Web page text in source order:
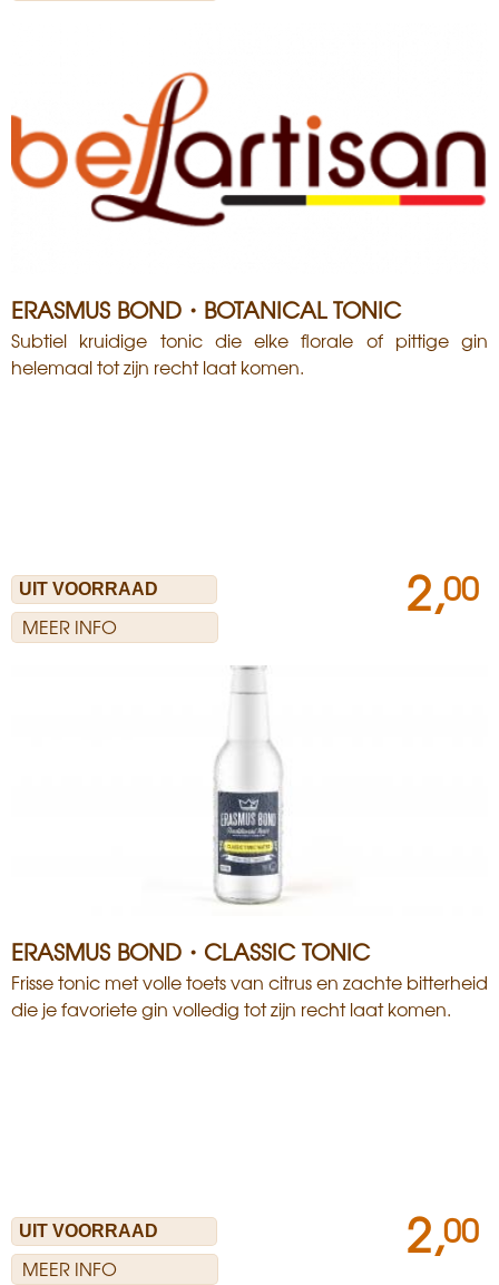
ERASMUS BOND・BOTANICAL TONIC
Subtiel kruidige tonic die elke florale of pittige gin
helemaal tot zijn recht laat komen.
MEER INFO
2,00
ERASMUS BOND・CLASSIC TONIC
Frisse tonic met volle toets van citrus en zachte bitterheid
die je favoriete gin volledig tot zijn recht laat komen.
MEER INFO
2,00